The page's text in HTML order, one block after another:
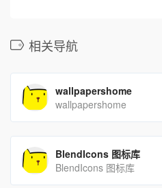
相关导航
wallpapershome
wallpapershome
BlendIcons 图标库
BlendIcons 图标库